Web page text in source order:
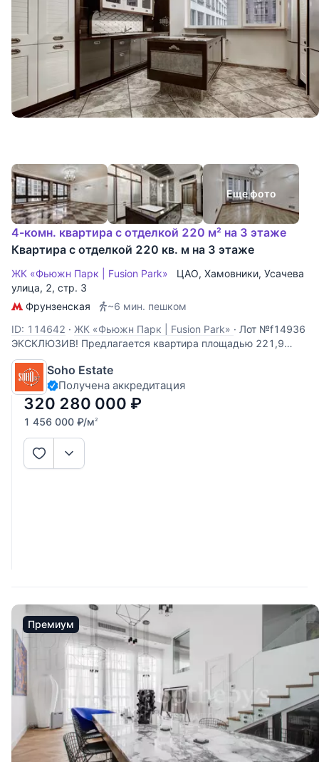
Еще фото
4-комн. квартира с отделкой 220 м² на 3 этаже
Квартира с отделкой 220 кв. м на 3 этаже
ЖК «Фьюжн Парк | Fusion Park» ЦАО, Хамовники, Усачева
улица, 2, стр. 3
Фрунзенская
~6 мин. пешком
ID: 114642 · ЖК «Фьюжн Парк | Fusion Park» · Лот №f14936
ЭКСКЛЮЗИВ! Предлагается квартира площадью 221,9
кв.м. с отделкой и встроенной мебелью. Планировка:
гостиная, кухня, спальня с ванной комнатой, 2 спальни,
ванная комната, гардеробная комната, гостевой с/узел. 6
окон на 2 стороны света.
Soho Estate
Получена аккредитация
320 280 000 ₽
1 456 000 ₽/м2
Премиум